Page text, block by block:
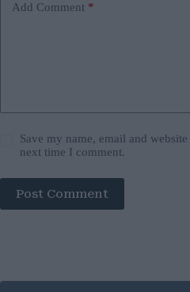
Add Comment *
Save my name, email and
next time I comment.
Post Comment